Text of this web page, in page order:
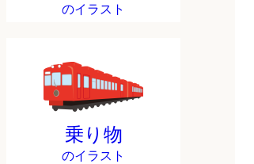
のイラスト
乗り物
のイラスト